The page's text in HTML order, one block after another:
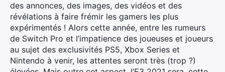
des annonces, des images, des vidéos et des
révélations à faire frémir les gamers les plus
expérimentés ! Alors cette année, entre les rumeurs
de Switch Pro et l’impatience des joueuses et joueurs
au sujet des exclusivités PS5, Xbox Series et
Nintendo à venir, les attentes seront très (trop ?)